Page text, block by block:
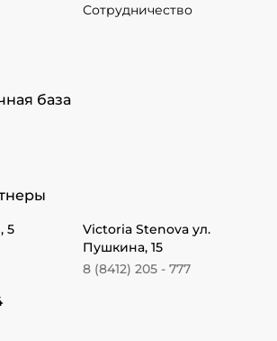
Сотрудничество
база
5
Victoria Stenova ул.
Пушкина, 15
8 (8412) 205 - 777